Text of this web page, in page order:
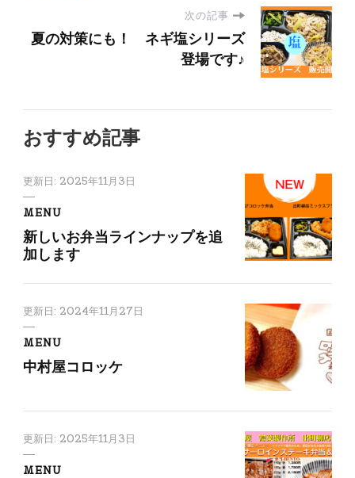
次の記事
夏の対策にも！ ネギ塩シリーズ
登場です♪
おすすめ記事
更新日: 2025年11月3日
MENU
新しいお弁当ラインナップを追
加します
更新日: 2024年11月27日
MENU
中村屋コロッケ
更新日: 2025年11月3日
MENU